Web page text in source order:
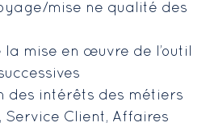
mise ne qualité des
mise en œuvre de l’outil
des intérêts des métiers
Client, Affaires